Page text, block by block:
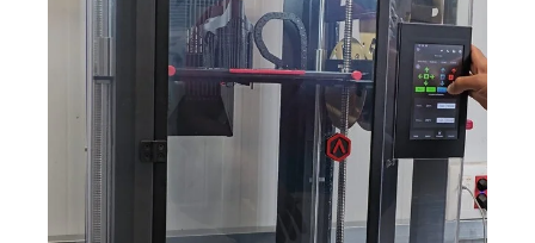
Igualdad
Search
por:
BUSCAR
TwitterInstagramYoutubeLinkedin